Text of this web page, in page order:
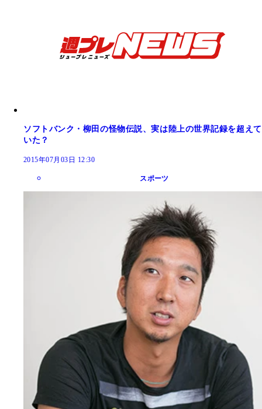
ソフトバンク・柳田の怪物伝説、実は陸上の世界記録を超えて
いた？
2015年07月03日 12:30
スポーツ